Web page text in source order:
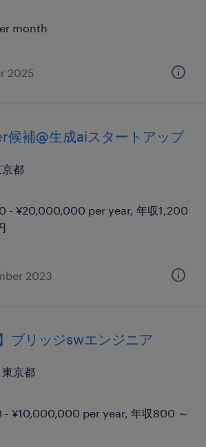
month
2025
補@生成aiスタートアップ
都
- ¥20,000,000 per year, 年収1,200
2023
ブリッジswエンジニア
京都
¥10,000,000 per year, 年収800 ～